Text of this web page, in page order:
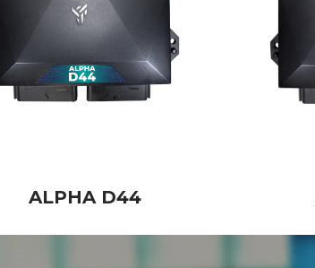
ALPHA D44